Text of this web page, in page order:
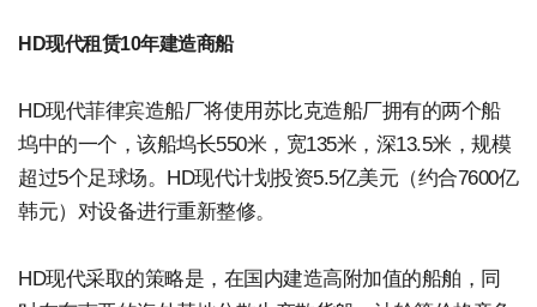
HD现代租赁10年建造商船
HD现代菲律宾造船厂将使用苏比克造船厂拥有的两个船
坞中的一个，该船坞长550米，宽135米，深13.5米，规模
超过5个足球场。HD现代计划投资5.5亿美元（约合7600亿
韩元）对设备进行重新整修。
HD现代采取的策略是，在国内建造高附加值的船舶，同